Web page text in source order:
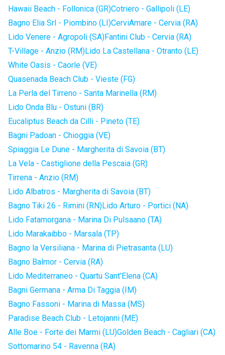
Hawaii Beach - Follonica (GR)Cotriero - Gallipoli (LE)
Bagno Elia Srl - Piombino (LI)CerviAmare - Cervia (RA)
Lido Venere - Agropoli (SA)Fantini Club - Cervia (RA)
T-Village - Anzio (RM)Lido La Castellana - Otranto (LE)
White Oasis - Caorle (VE)
Quasenada Beach Club - Vieste (FG)
La Perla del Tirreno - Santa Marinella (RM)
Lido Onda Blu - Ostuni (BR)
Eucaliptus Beach da Cilli - Pineto (TE)
Bagni Padoan - Chioggia (VE)
Spiaggia Le Dune - Margherita di Savoia (BT)
La Vela - Castiglione della Pescaia (GR)
Tirrena - Anzio (RM)
Lido Albatros - Margherita di Savoia (BT)
Bagno Tiki 26 - Rimini (RN)Lido Arturo - Portici (NA)
Lido Fatamorgana - Marina Di Pulsaano (TA)
Lido Marakaibbo - Marsala (TP)
Bagno la Versiliana - Marina di Pietrasanta (LU)
Bagno Balmor - Cervia (RA)
Lido Mediterraneo - Quartu Sant'Elena (CA)
Bagni Germana - Arma Di Taggia (IM)
Bagno Fassoni - Marina di Massa (MS)
Paradise Beach Club - Letojanni (ME)
Alle Boe - Forte dei Marmi (LU)Golden Beach - Cagliari (CA)
Sottomarino 54 - Ravenna (RA)